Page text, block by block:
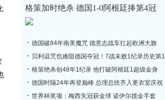
格策加时绝杀 德国1-0阿根廷捧第4冠
德国破84年南美魔咒 德意志战车扛起欧洲大旗
贝利诅咒也难阻德国夺冠！7战未败1纪录历史第1
格策绝杀创48年1纪录 他打破阿根廷1超级金身
德国时隔24年再登巅峰 总理总统齐入更衣室庆祝
世界杯奖项：梅西失冠获金球 诺伊尔揽金手套